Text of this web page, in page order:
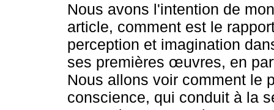
Nous avons l'intention de
article, comment est le
perception et imagination
ses premières œuvres, en
Nous allons voir comment le
conscience, qui conduit à la